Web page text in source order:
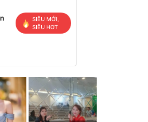
SIÊU MỚI,
SIÊU HOT